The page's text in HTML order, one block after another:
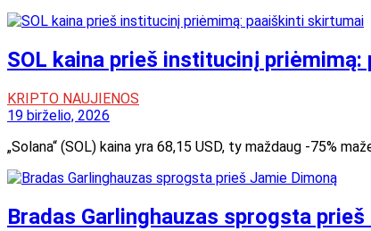
SOL kaina prieš institucinį
KRIPTO NAUJIENOS
19 birželio, 2026
„Solana“ (SOL) kaina yra 68,15 USD, ty maždaug -75%
Bradas Garlinghauzas sprogsta